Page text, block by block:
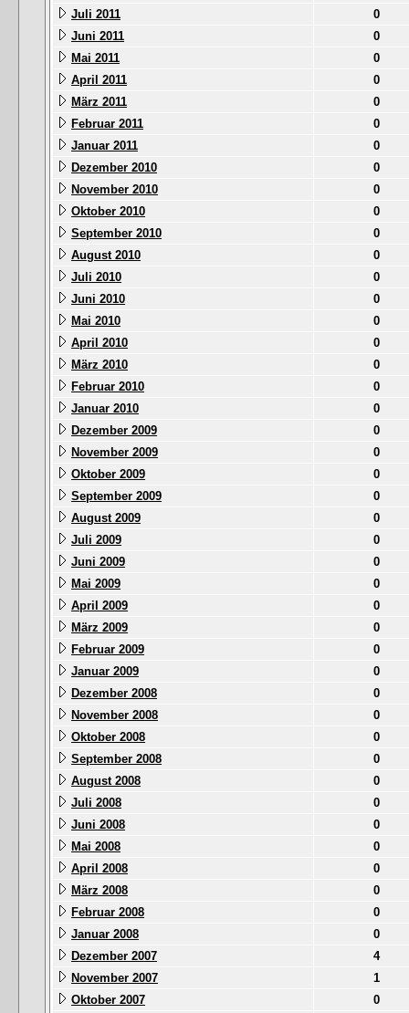
Juli 2011
0
Juni 2011
0
Mai 2011
0
April 2011
0
März 2011
0
Februar 2011
0
Januar 2011
0
Dezember 2010
0
November 2010
0
Oktober 2010
0
September 2010
0
August 2010
0
Juli 2010
0
Juni 2010
0
Mai 2010
0
April 2010
0
März 2010
0
Februar 2010
0
Januar 2010
0
Dezember 2009
0
November 2009
0
Oktober 2009
0
September 2009
0
August 2009
0
Juli 2009
0
Juni 2009
0
Mai 2009
0
April 2009
0
März 2009
0
Februar 2009
0
Januar 2009
0
Dezember 2008
0
November 2008
0
Oktober 2008
0
September 2008
0
August 2008
0
Juli 2008
0
Juni 2008
0
Mai 2008
0
April 2008
0
März 2008
0
Februar 2008
0
Januar 2008
0
Dezember 2007
4
November 2007
1
Oktober 2007
0